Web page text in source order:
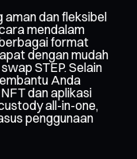
aman dan fleksibel
mendalam
format
dengan mudah
STEP. Selain
Anda
dan aplikasi
all-in-one,
penggunaan